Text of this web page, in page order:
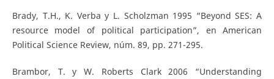
Brady, T.H., K. Verba y L. Scholzman 1995 “Beyond SES: A
resource model of political participation”, en American
Political Science Review, núm. 89, pp. 271-295.
Brambor, T. y W. Roberts Clark 2006 “Understanding